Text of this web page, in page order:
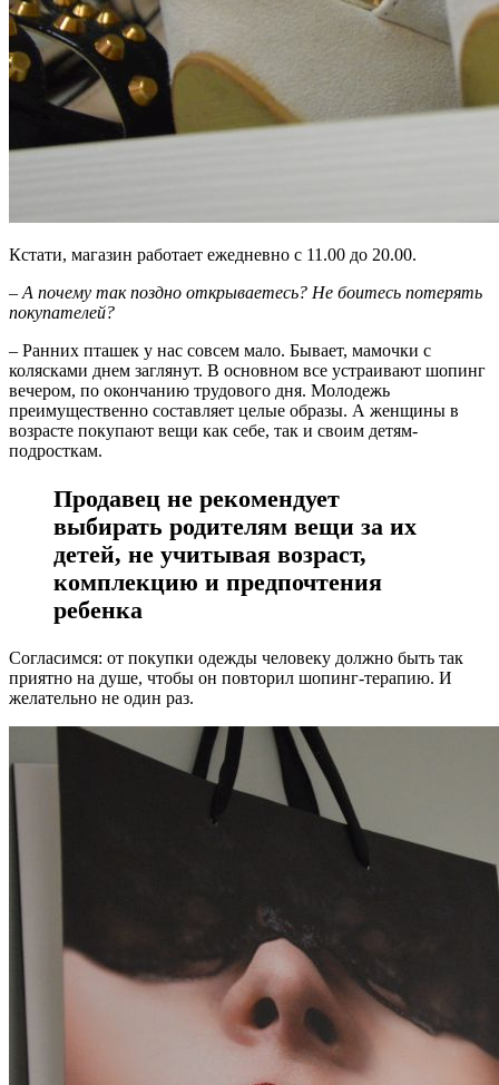
Кстати, магазин работает ежедневно с 11.00 до 20.00.
– А почему так поздно открываетесь? Не боитесь потерять
покупателей?
– Ранних пташек у нас совсем мало. Бывает, мамочки с
колясками днем заглянут. В основном все устраивают шопинг
вечером, по окончанию трудового дня. Молодежь
преимущественно составляет целые образы. А женщины в
возрасте покупают вещи как себе, так и своим детям-
подросткам.
Продавец не рекомендует
выбирать родителям вещи за их
детей, не учитывая возраст,
комплекцию и предпочтения
ребенка
Согласимся: от покупки одежды человеку должно быть так
приятно на душе, чтобы он повторил шопинг-терапию. И
желательно не один раз.